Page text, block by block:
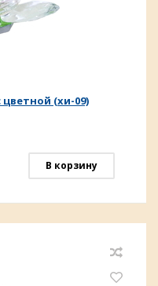
(хи-09)
В корзину